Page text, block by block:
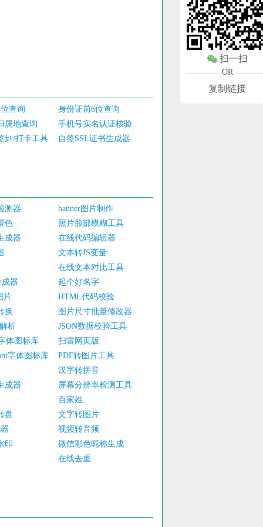
查询
身份证前6位查询
属地查询
手机号实名认证核验
到/打卡工具
自签SSL证书生成器
测器
banner图片制作
色
照片脸部模糊工具
成器
在线代码编辑器
文本转JS变量
在线文本对比工具
器
起个好名字
片
HTML代码校验
换
图片尺寸批量修改器
析
JSON数据校验工具
体图标库
扫雷网页版
字体图标库
PDF转图片工具
汉字转拼音
成器
屏幕分辨率检测工具
百家姓
盘
文字转图片
视频转音频
印
微信彩色昵称生成
在线去重
扫一扫
OR
复制链接